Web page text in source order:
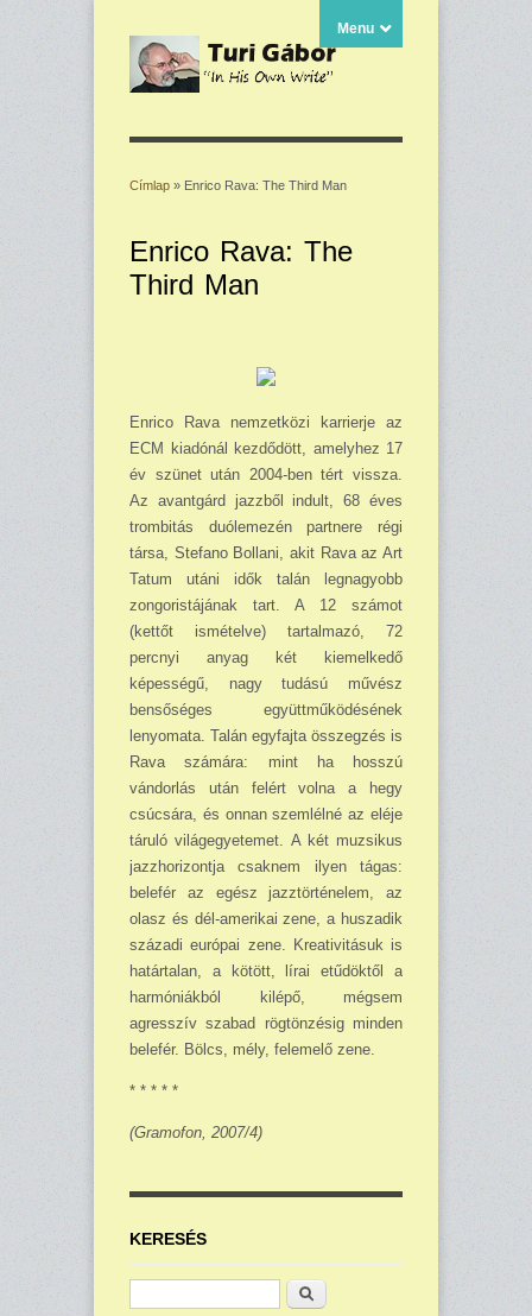
Menu
Címlap » Enrico Rava: The Third Man
Enrico Rava: The
Third Man
Enrico Rava nemzetközi karrierje az
ECM kiadónál kezdődött, amelyhez 17
év szünet után 2004-ben tért vissza.
Az avantgárd jazzből indult, 68 éves
trombitás duólemezén partnere régi
társa, Stefano Bollani, akit Rava az Art
Tatum utáni idők talán legnagyobb
zongoristájának tart. A 12 számot
(kettőt ismételve) tartalmazó, 72
percnyi anyag két kiemelkedő
képességű, nagy tudású művész
bensőséges együttműködésének
lenyomata. Talán egyfajta összegzés is
Rava számára: mint ha hosszú
vándorlás után felért volna a hegy
csúcsára, és onnan szemlélné az eléje
táruló világegyetemet. A két muzsikus
jazzhorizontja csaknem ilyen tágas:
belefér az egész jazztörténelem, az
olasz és dél-amerikai zene, a huszadik
századi európai zene. Kreativitásuk is
határtalan, a kötött, lírai etűdöktől a
harmóniákból kilépő, mégsem
agresszív szabad rögtönzésig minden
belefér. Bölcs, mély, felemelő zene.
* * * * *
(Gramofon, 2007/4)
KERESÉS
Keresés